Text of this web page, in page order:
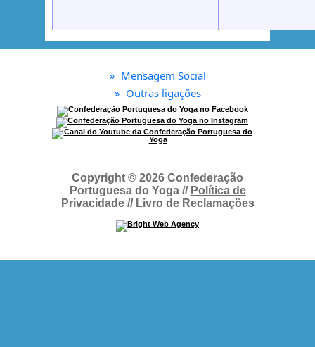
» Mensagem Social
» Outras ligações
Copyright © 2026 Confederação
Portuguesa do Yoga // Política de
Privacidade// Livro de Reclamações